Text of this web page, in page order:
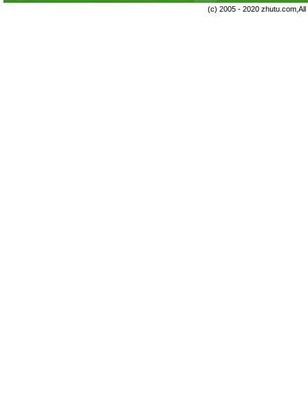
(c) 2005 - 2020